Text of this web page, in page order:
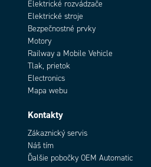
18 ks
2,7 A
50 °C
-30 °C
Áno
12-24V DC
56 mm
Elektrické rozvádzače
Elektrické stroje
Bezpečnostné prvky
Motory
Railway a Mobile Vehicle
Tlak, prietok
Electronics
Mapa webu
Kontakty
Zákaznický servis
Náš tím
Ďalšie pobočky OEM Automatic